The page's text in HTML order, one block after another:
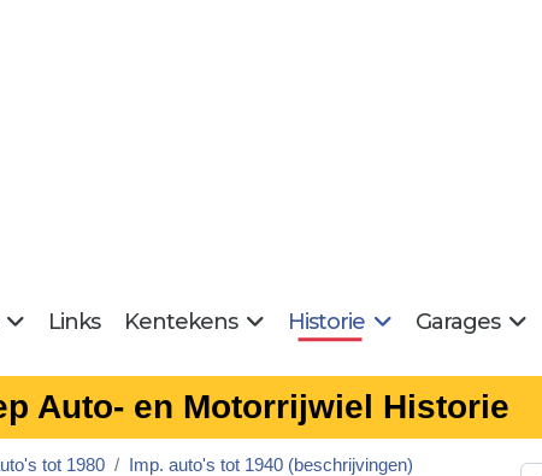
Links Kentekens Historie Garages
Auto- en Motorrijwiel Historie
tot 1980
Imp. auto's tot 1940 (beschrijvingen)